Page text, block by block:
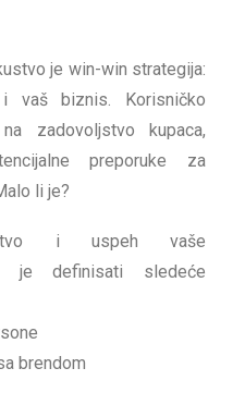
je win-win strategija:
vaš biznis. Korisničko
zadovoljstvo kupaca,
preporuke za
li je?
i uspeh vaše
je definisati sledeće
brendom